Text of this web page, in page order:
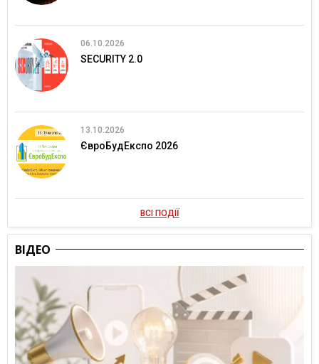
06.10.2026
SECURITY 2.0
13.10.2026
ЄвроБудЕкспо 2026
ВСІ ПОДІЇ
ВІДЕО